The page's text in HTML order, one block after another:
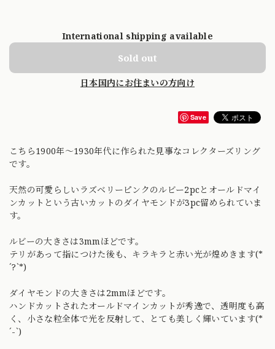
International shipping available
Sold out
日本国内にお住まいの方向け
Save
こちら1900年〜1930年代に作られた見事なコレクターズリング
です。
天然の可愛らしいラズベリーピンクのルビー2pcとオールドマイ
ンカットという古いカットのダイヤモンドが3pc留められていま
す。
ルビーの大きさは3mmほどです。
テリがあって指につけた後も、キラキラと赤い光が煌めきます(*
´?`*)
ダイヤモンドの大きさは2mmほどです。
ハンドカットされたオールドマインカットが秀逸で、透明度も高
く、小さな粒全体で光を反射して、とても美しく輝いています(*
´-`)